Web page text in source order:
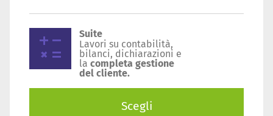
Suite
Lavori su contabilità,
bilanci, dichiarazioni e
la completa gestione
del cliente.
Scegli